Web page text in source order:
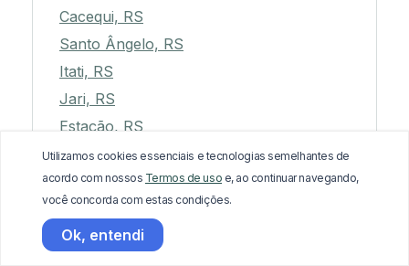
Cacequi, RS
Santo Ângelo, RS
Itati, RS
Jari, RS
Estação, RS
Capão do Cipó, RS
São José do Norte, RS
Imigrante, RS
Quatro Irmãos, RS
Utilizamos cookies essenciais e tecnologias semelhantes de
acordo com nossos Termos de uso e, ao continuar navegando,
você concorda com estas condições.
Ok, entendi